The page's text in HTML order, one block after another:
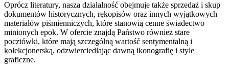
Oprócz literatury, nasza działalność obejmuje także sprzedaż i skup
dokumentów historycznych, rękopisów oraz innych wyjątkowych
materiałów piśmienniczych, które stanowią cenne świadectwo
minionych epok. W ofercie znajdą Państwo również stare
pocztówki, które mają szczególną wartość sentymentalną i
kolekcjonerską, odzwierciedlając dawną ikonografię i style
graficzne.